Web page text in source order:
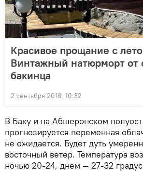
Красивое прощание с
Винтажный натюрморт от
бакинца
2 сентября 2018, 10:32
В Баку и на Абшеронском
прогнозируется переменная
не ожидается. Будет дуть
восточный ветер. Температура
ночью 20-24, днем — 27-32